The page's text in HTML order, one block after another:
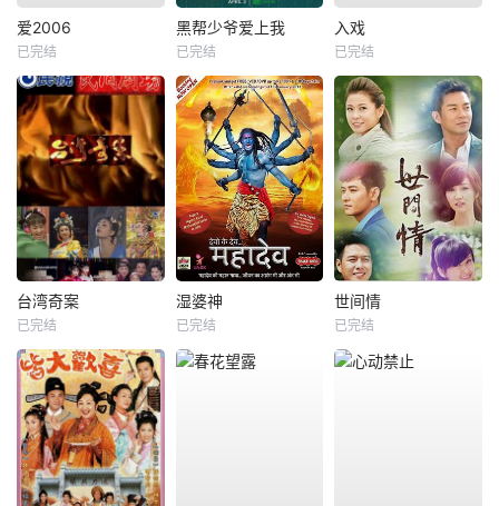
爱2006
已完结
黑帮少爷爱上我
已完结
入戏
已完结
台湾奇案
已完结
湿婆神
已完结
世间情
已完结